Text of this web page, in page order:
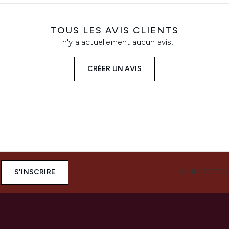
TOUS LES AVIS CLIENTS
Il n'y a actuellement aucun avis.
CRÉER UN AVIS
S'INSCRIRE